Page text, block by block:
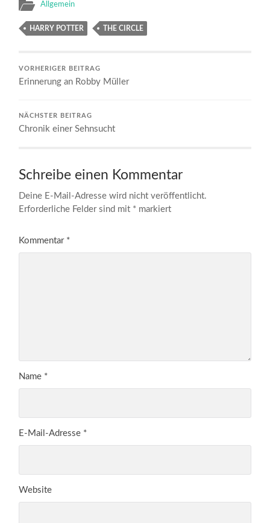
Allgemein
HARRY POTTER THE CIRCLE
VORHERIGER BEITRAG
Erinnerung an Robby Müller
NÄCHSTER BEITRAG
Chronik einer Sehnsucht
Schreibe einen Kommentar
Deine E-Mail-Adresse wird nicht veröffentlicht.
Erforderliche Felder sind mit * markiert
Kommentar *
Name *
E-Mail-Adresse *
Website